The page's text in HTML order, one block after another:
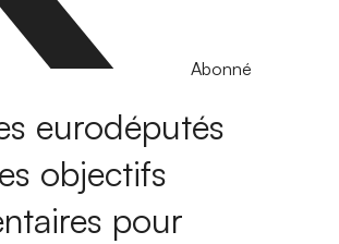
Abonné
eurodéputés
objectifs
pour